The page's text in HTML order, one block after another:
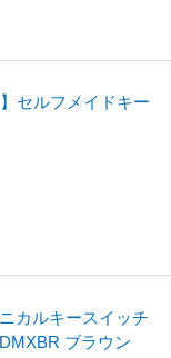
セルフメイドキー
カルキースイッチ
ブラウン